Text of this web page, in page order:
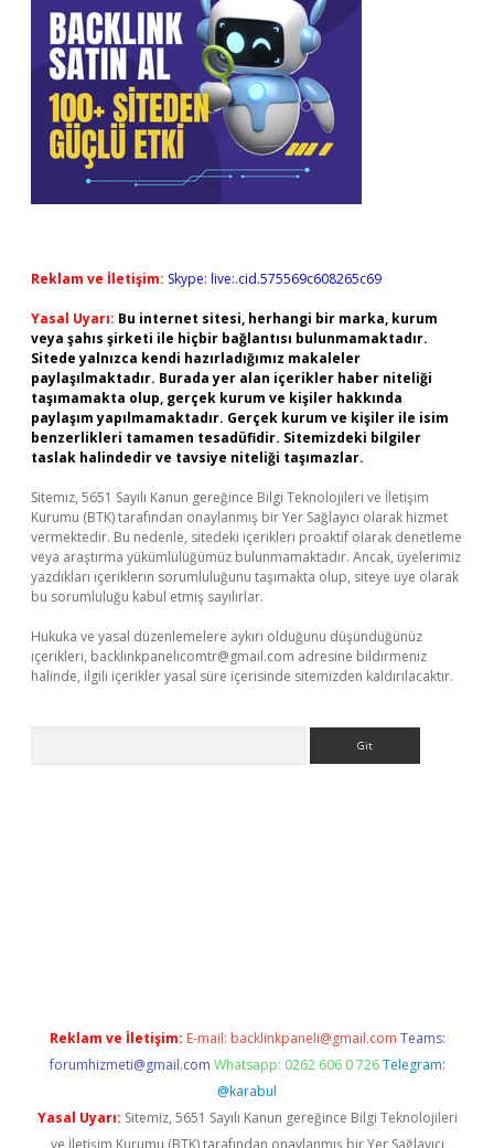
Reklam ve İletişim: Skype: live:.cid.575569c608265c69
Yasal Uyarı: Bu internet sitesi, herhangi bir marka, kurum
veya şahıs şirketi ile hiçbir bağlantısı bulunmamaktadır.
Sitede yalnızca kendi hazırladığımız makaleler
paylaşılmaktadır. Burada yer alan içerikler haber niteliği
taşımamakta olup, gerçek kurum ve kişiler hakkında
paylaşım yapılmamaktadır. Gerçek kurum ve kişiler ile isim
benzerlikleri tamamen tesadüfidir. Sitemizdeki bilgiler
taslak halindedir ve tavsiye niteliği taşımazlar.
Sitemiz, 5651 Sayılı Kanun gereğince Bilgi Teknolojileri ve İletişim
Kurumu (BTK) tarafından onaylanmış bir Yer Sağlayıcı olarak hizmet
vermektedir. Bu nedenle, sitedeki içerikleri proaktif olarak denetleme
veya araştırma yükümlülüğümüz bulunmamaktadır. Ancak, üyelerimiz
yazdıkları içeriklerin sorumluluğunu taşımakta olup, siteye üye olarak
bu sorumluluğu kabul etmiş sayılırlar.
Hukuka ve yasal düzenlemelere aykırı olduğunu düşündüğünüz
içerikleri, backlinkpanelicomtr@gmail.com adresine bildirmeniz
halinde, ilgili içerikler yasal süre içerisinde sitemizden kaldırılacaktır.
Reklam ve İletişim: E-mail: backlinkpaneli@gmail.com Teams:
forumhizmeti@gmail.com Whatsapp: 0262 606 0 726 Telegram:
@karabul
Yasal Uyarı: Sitemiz, 5651 Sayılı Kanun gereğince Bilgi Teknolojileri
ve İletişim Kurumu (BTK) tarafından onaylanmış bir Yer Sağlayıcı